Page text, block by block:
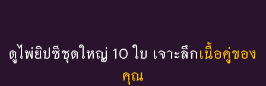
ดูไพ่ยิปซีชุดใหญ่ 10 ใบ เจาะลึกเนื้อคู่ของ
คุณ